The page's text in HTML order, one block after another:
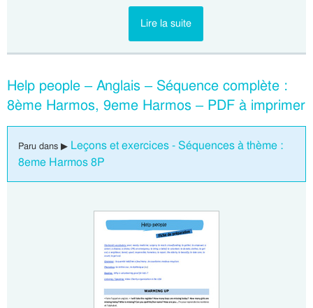
Lire la suite
Help people – Anglais – Séquence complète :
8ème Harmos, 9eme Harmos – PDF à imprimer
Paru dans ▶ Leçons et exercices - Séquences à thème :
8eme Harmos 8P